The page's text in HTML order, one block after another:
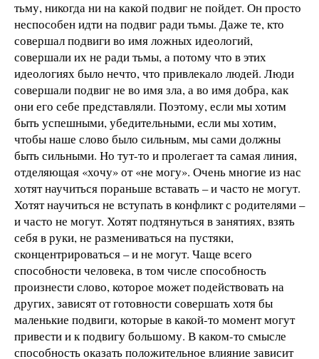
тьму, никогда ни на какой подвиг не пойдет. Он просто
неспособен идти на подвиг ради тьмы. Даже те, кто
совершал подвиги во имя ложных идеологий,
совершали их не ради тьмы, а потому что в этих
идеологиях было нечто, что привлекало людей. Люди
совершали подвиг не во имя зла, а во имя добра, как
они его себе представляли. Поэтому, если мы хотим
быть успешными, убедительными, если мы хотим,
чтобы наше слово было сильным, мы сами должны
быть сильными. Но тут-то и пролегает та самая линия,
отделяющая «хочу» от «не могу». Очень многие из нас
хотят научиться пораньше вставать – и часто не могут.
Хотят научиться не вступать в конфликт с родителями –
и часто не могут. Хотят подтянуться в занятиях, взять
себя в руки, не размениваться на пустяки,
сконцентрироваться – и не могут. Чаще всего
способности человека, в том числе способность
произнести слово, которое может подействовать на
других, зависят от готовности совершать хотя бы
маленькие подвиги, которые в какой-то момент могут
привести и к подвигу большому. В каком-то смысле
способность оказать положительное влияние зависит